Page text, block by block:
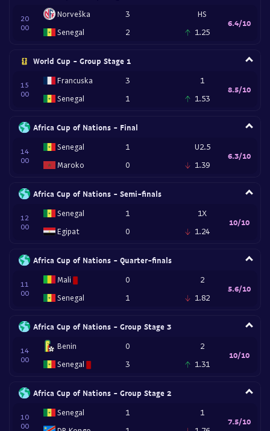
20
00
Norveška
Senegal
3
2
HS
1.25
6.4/10
World Cup - Group Stage 1
15
00
Francuska
Senegal
3
1
1
1.53
8.5/10
Africa Cup of Nations - Final
14
00
Senegal
Maroko
1
0
U2.5
1.39
6.3/10
Africa Cup of Nations - Semi-finals
12
00
Senegal
Egipat
1
0
1X
1.24
10/10
Africa Cup of Nations - Quarter-finals
11
00
Mali
Senegal
0
1
2
1.82
5.6/10
Africa Cup of Nations - Group Stage 3
14
00
Benin
Senegal
0
3
2
1.31
10/10
Africa Cup of Nations - Group Stage 2
10
00
Senegal
1
1
7.5/10